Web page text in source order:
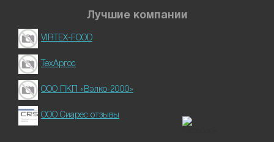
Лучшие компании
VIRTEX-FOOD
ТехАргос
ООО ПКП «Вэлко-2000»
ООО Сиарес отзывы